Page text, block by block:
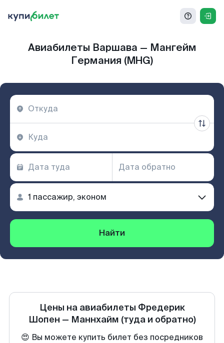
Авиабилеты Варшава — Мангейм
Германия (MHG)
Найти
Цены на авиабилеты Фредерик
Шопен — Маннхайм (туда и обратно)
😍 Вы можете купить билет без посредников